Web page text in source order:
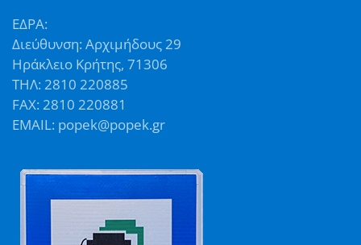
ΕΔΡΑ:
Διεύθυνση: Αρχιμήδους 29
Ηράκλειο Κρήτης, 71306
ΤΗΛ: 2810 220885
FAX: 2810 220881
EMAIL: popek@popek.gr